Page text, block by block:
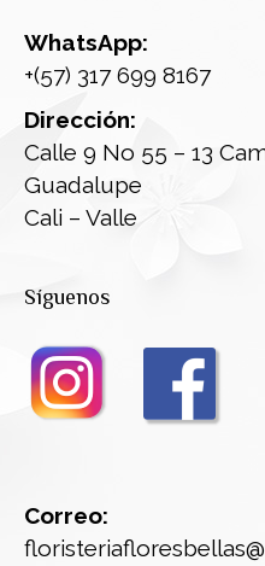
WhatsApp:
+(57) 317 699 8167
Dirección:
Calle 9 No 55 – 13
Guadalupe
Cali – Valle
Síguenos
Correo: